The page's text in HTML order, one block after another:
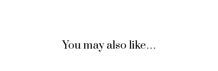
You may also like…